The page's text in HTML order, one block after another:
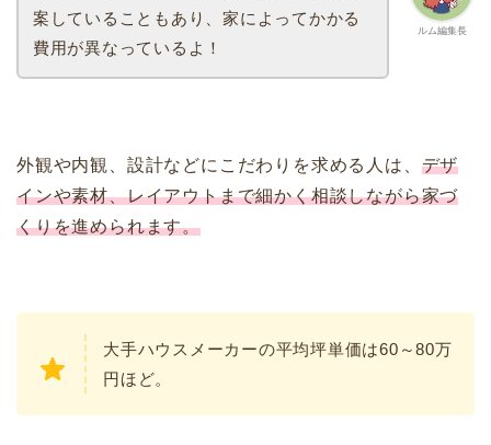
ルム編集長
案していることもあり、家によってかかる
費用が異なっているよ！
外観や内観、設計などにこだわりを求める人は、 デザ
インや素材、レイアウトまで細かく相談しながら家づ
くりを進められます。
大手ハウスメーカーの平均坪単価は60～80万
円ほど。